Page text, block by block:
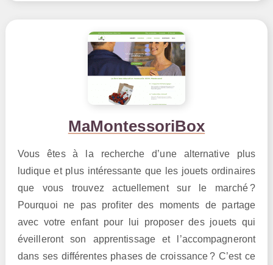
MaMontessoriBox
Vous êtes à la recherche d’une alternative plus
ludique et plus intéressante que les jouets ordinaires
que vous trouvez actuellement sur le marché ?
Pourquoi ne pas profiter des moments de partage
avec votre enfant pour lui proposer des jouets qui
éveilleront son apprentissage et l’accompagneront
dans ses différentes phases de croissance ? C’est ce